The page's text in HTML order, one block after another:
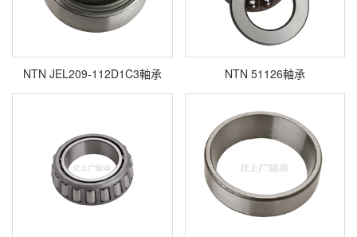
NTN JEL209-112D1C3軸承 NTN 51126軸承